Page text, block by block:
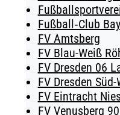
Fußball‑Club
FV Amtsberg
FV Blau-Weiß
FV Dresden 06
FV Dresden Süd-
FV Eintracht
FV Venusberg 90